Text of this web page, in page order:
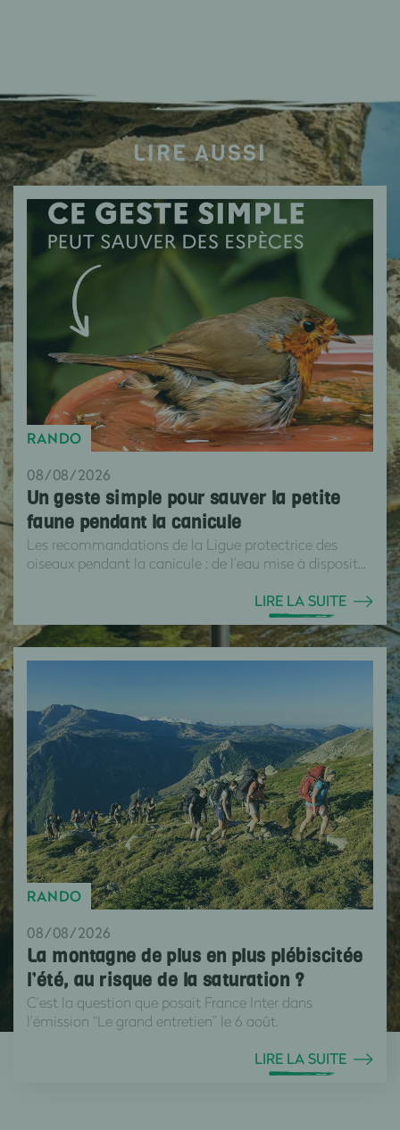
LIRE AUSSI
RANDO
08/08/2026
Un geste simple pour sauver la petite
faune pendant la canicule
Les recommandations de la Ligue protectrice des
oiseaux pendant la canicule : de l’eau mise à disposit...
LIRE LA SUITE
RANDO
08/08/2026
La montagne de plus en plus plébiscitée
l’été, au risque de la saturation ?
C’est la question que posait France Inter dans
l’émission “Le grand entretien” le 6 août.
LIRE LA SUITE